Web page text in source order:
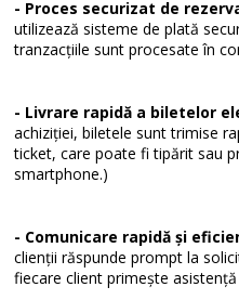
- Proces securizat de
utilizează sisteme de plată
tranzacțiile sunt procesate în
- Livrare rapidă a biletelor
achiziției, biletele sunt trimise
ticket, care poate fi tipărit sau
smartphone.)
- Comunicare rapidă și
clienții răspunde prompt la
fiecare client primește